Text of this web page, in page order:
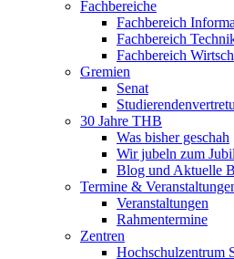
Fachbereiche
Fachbereich
Fachbereich
Fachbereich
Gremien
Senat
30 Jahre THB
Was bisher geschah
Wir jubeln zum
Blog und Aktuelle
Termine &
Veranstaltungen
Rahmentermine
Zentren
Hochschulzentrum